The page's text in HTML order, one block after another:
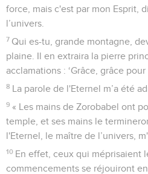
force, mais c'est par mon Esprit,
l’univers.
7 Qui es-tu, grande montagne,
plaine. Il en extraira la pierre
acclamations : ‘Grâce, grâce pour
8 La parole de l'Eternel m’a été
9 « Les mains de Zorobabel ont
temple, et ses mains le
l'Eternel, le maître de l’univers,
10 En effet, ceux qui méprisaient
commencements se réjouiront